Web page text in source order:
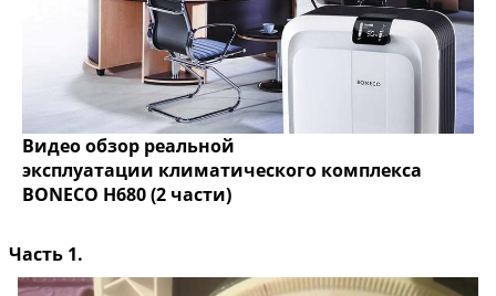
Видео обзор реальной
эксплуатации климатического комплекса
BONECO H680 (2 части)
Часть 1.